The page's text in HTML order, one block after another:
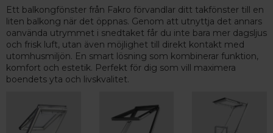
Ett balkongfönster från Fakro förvandlar ditt takfönster till en
liten balkong när det öppnas. Genom att utnyttja det annars
oanvända utrymmet i snedtaket får du inte bara mer dagsljus
och frisk luft, utan även möjlighet till direkt kontakt med
utomhusmiljön. En smart lösning som kombinerar funktion,
komfort och estetik. Perfekt för dig som vill maximera
boendets yta och livskvalitet.